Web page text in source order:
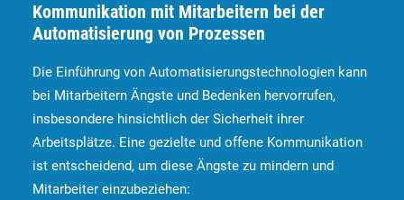
Kommunikation mit Mitarbeitern bei der
Automatisierung von Prozessen
Die Einführung von Automatisierungstechnologien kann
bei Mitarbeitern Ängste und Bedenken hervorrufen,
insbesondere hinsichtlich der Sicherheit ihrer
Arbeitsplätze. Eine gezielte und offene Kommunikation
ist entscheidend, um diese Ängste zu mindern und
Mitarbeiter einzubeziehen: